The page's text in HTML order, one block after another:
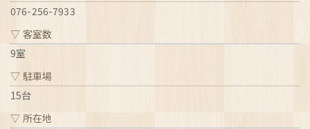
076-256-7933
客室数
9室
駐車場
15台
所在地